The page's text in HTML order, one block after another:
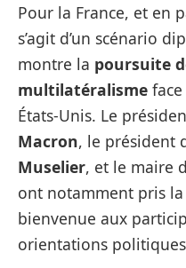
Pour la France, et en
s’agit d’un scénario
montre la poursuite
multilatéralisme
États-Unis. Le
Macron, le président
Muselier, et le maire
ont notamment pris
bienvenue aux
orientations